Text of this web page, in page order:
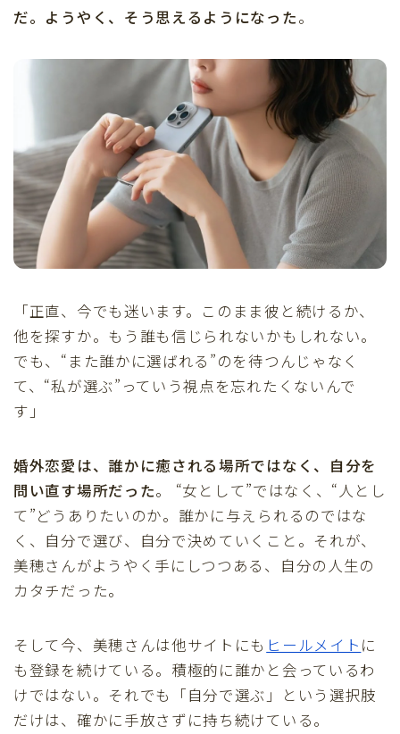
だ。ようやく、そう思えるようになった。
「正直、今でも迷います。このまま彼と続けるか、
他を探すか。もう誰も信じられないかもしれない。
でも、“また誰かに選ばれる”のを待つんじゃなく
て、“私が選ぶ”っていう視点を忘れたくないんで
す」
婚外恋愛は、誰かに癒される場所ではなく、自分を
問い直す場所だった。 “女として”ではなく、“人とし
て”どうありたいのか。誰かに与えられるのではな
く、自分で選び、自分で決めていくこと。それが、
美穂さんがようやく手にしつつある、自分の人生の
カタチだった。
そして今、美穂さんは他サイトにも ヒールメイト に
も登録を続けている。積極的に誰かと会っているわ
けではない。それでも「自分で選ぶ」という選択肢
だけは、確かに手放さずに持ち続けている。